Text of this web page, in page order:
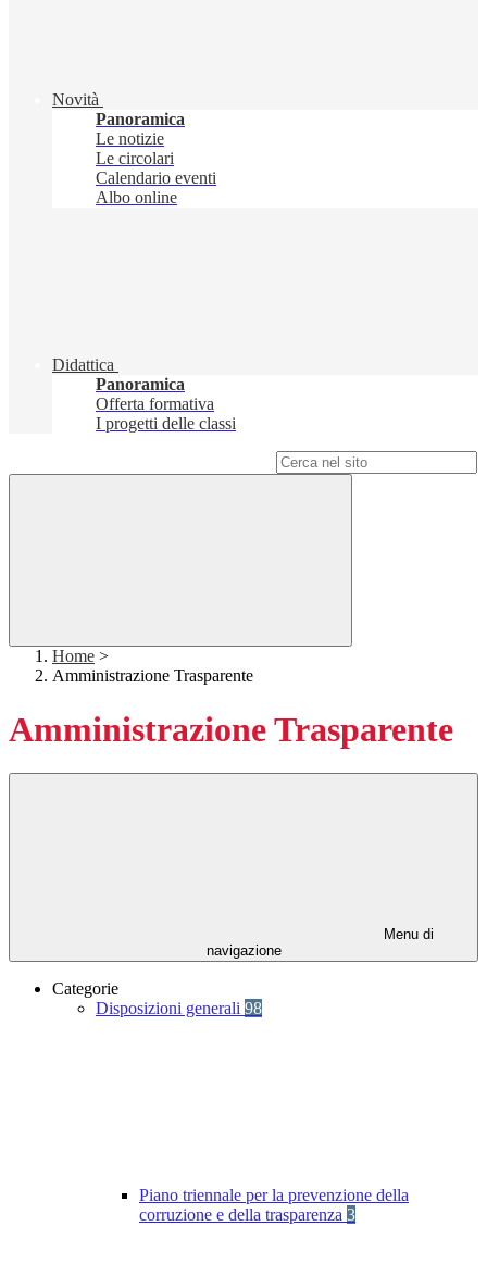
Novità
Panoramica
Le notizie
Le circolari
Calendario eventi
Albo online
Didattica
Panoramica
Offerta formativa
I progetti delle classi
Home >
Amministrazione Trasparente
Amministrazione Trasparente
Menu di
navigazione
Categorie
Disposizioni generali 98
Piano triennale per la prevenzione della
corruzione e della trasparenza 3